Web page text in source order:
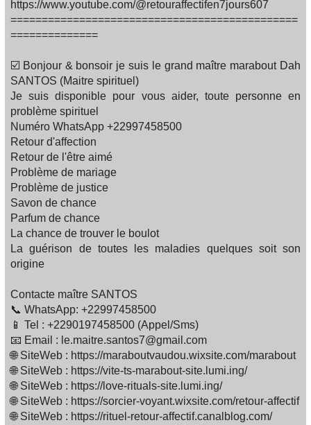
https://www.youtube.com/@retouraffectifen7jours607
==============================================
==============
☑️ Bonjour & bonsoir je suis le grand maître marabout Dah
SANTOS (Maitre spirituel)
Je suis disponible pour vous aider, toute personne en
problème spirituel
Numéro WhatsApp +22997458500
Retour d'affection
Retour de l'être aimé
Problème de mariage
Problème de justice
Savon de chance
Parfum de chance
La chance de trouver le boulot
La guérison de toutes les maladies quelques soit son
origine
Contacte maître SANTOS
📞 WhatsApp: +22997458500
📱 Tel : +2290197458500 (Appel/Sms)
📧 Email : le.maitre.santos7@gmail.com
🌐 SiteWeb : https://maraboutvaudou.wixsite.com/marabout
🌐 SiteWeb : https://vite-ts-marabout-site.lumi.ing/
🌐 SiteWeb : https://love-rituals-site.lumi.ing/
🌐 SiteWeb : https://sorcier-voyant.wixsite.com/retour-affectif
🌐 SiteWeb : https://rituel-retour-affectif.canalblog.com/